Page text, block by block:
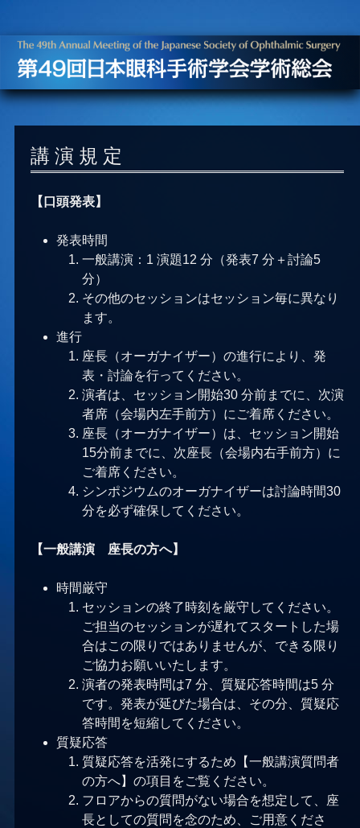
navigation
講 演 規 定
【口頭発表】
発表時間
一般講演：1 演題12 分（発表7 分＋討論5
分）
その他のセッションはセッション毎に異なり
ます。
進行
座長（オーガナイザー）の進行により、発
表・討論を行ってください。
演者は、セッション開始30 分前までに、次演
者席（会場内左手前方）にご着席ください。
座長（オーガナイザー）は、セッション開始
15分前までに、次座長（会場内右手前方）に
ご着席ください。
シンポジウムのオーガナイザーは討論時間30
分を必ず確保してください。
【一般講演 座長の方へ】
時間厳守
セッションの終了時刻を厳守してください。
ご担当のセッションが遅れてスタートした場
合はこの限りではありませんが、できる限り
ご協力お願いいたします。
演者の発表時問は7 分、質疑応答時間は5 分
です。発表が延びた場合は、その分、質疑応
答時間を短縮してください。
質疑応答
質疑応答を活発にするため【一般講演質問者
の方へ】の項目をご覧ください。
フロアからの質問がない場合を想定して、座
長としての質問を念のため、ご用意くださ